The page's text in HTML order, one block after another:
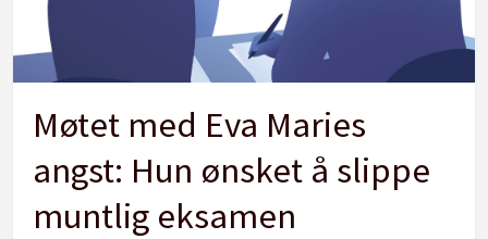
Møtet med Eva Maries
angst: Hun ønsket å slippe
muntlig eksamen